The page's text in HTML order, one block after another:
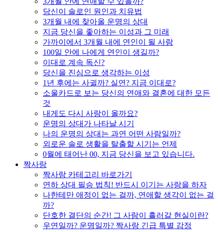
당신이 솔로인 원인과 치유법
3개월 내에 찾아올 운명의 상대
지금 당신을 좋아하는 이성과 그 미래
가까이에서 3개월 내에 연인이 될 사람
100일 안에 나에게 연인이 생길까?
이대로 계속 독신?
당신을 진심으로 생각하는 이성
1년 후에는 사귈까? 실연? 지금 이대로?
소울카드로 보는 당신의 연애와 결혼에 대한 모든
것
내게도 다시 사랑이 올까요?
운명의 상대가 나타날 시기
나의 운명의 상대는 과연 어떤 사람일까?
외로운 솔로 생활을 탈출할 시기는 언제
0월에 태어난 00, 지금 당신을 보고 있습니다.
짝사랑
짝사랑 카테고리 바로가기
연하 상대 필승 법칙! 반드시 이기는 사랑을 하자
나한테만 애정이 없는 걸까, 연애할 생각이 없는 걸
까?
단호한 결단의 순간! 그 사람이 흘러갈 현실이란?
우연일까? 운명일까? 짝사랑 긴급 특별 감정